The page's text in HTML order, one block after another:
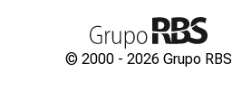
© 2000 - 2026 Grupo RBS